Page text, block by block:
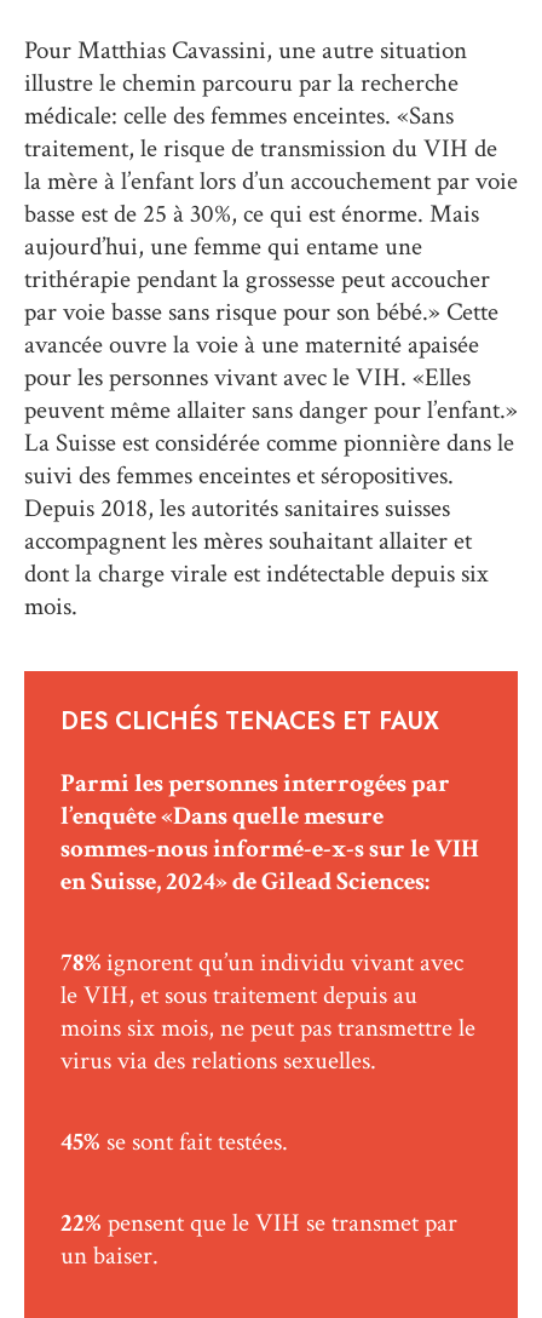
Pour Matthias Cavassini, une autre situation
illustre le chemin parcouru par la recherche
médicale: celle des femmes enceintes. «Sans
traitement, le risque de transmission du VIH de
la mère à l’enfant lors d’un accouchement par voie
basse est de 25 à 30%, ce qui est énorme. Mais
aujourd’hui, une femme qui entame une
trithérapie pendant la grossesse peut accoucher
par voie basse sans risque pour son bébé.» Cette
avancée ouvre la voie à une maternité apaisée
pour les personnes vivant avec le VIH. «Elles
peuvent même allaiter sans danger pour l’enfant.»
La Suisse est considérée comme pionnière dans le
suivi des femmes enceintes et séropositives.
Depuis 2018, les autorités sanitaires suisses
accompagnent les mères souhaitant allaiter et
dont la charge virale est indétectable depuis six
mois.
DES CLICHÉS TENACES ET FAUX
Parmi les personnes interrogées par
l’enquête «Dans quelle mesure
sommes-nous informé-e-x-s sur le VIH
en Suisse, 2024» de Gilead Sciences:
78%ignorent qu’un individu vivant avec
le VIH, et sous traitement depuis au
moins six mois, ne peut pas transmettre le
virus via des relations sexuelles.
45% se sont fait testées.
22% pensent que le VIH se transmet par
un baiser.